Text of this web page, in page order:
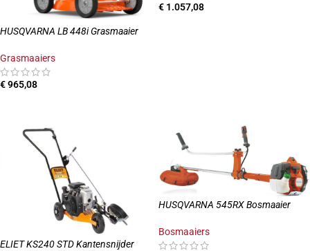
HUSQVARNA LB 448i Grasmaaier
Grasmaaiers
€965,08
€ 1.057,08
ELIET KS240 STD Kantensnijder
HUSQVARNA 545RX Bosmaaier
Bosmaaiers